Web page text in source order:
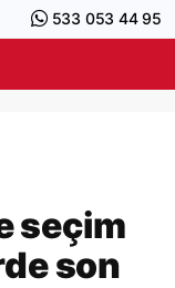
533 053 44 95
seçim
son